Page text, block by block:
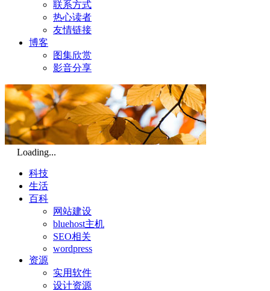
联系方式
热心读者
友情链接
博客
图集欣赏
影音分享
Loading...
科技
生活
百科
网站建设
bluehost主机
SEO相关
wordpress
资源
实用软件
设计资源